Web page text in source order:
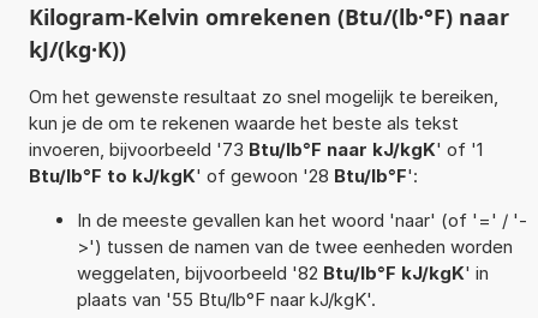
Kilogram-Kelvin omrekenen (Btu/(lb·°F) naar
kJ/(kg·K))
Om het gewenste resultaat zo snel mogelijk te bereiken,
kun je de om te rekenen waarde het beste als tekst
invoeren, bijvoorbeeld '73 Btu/lb°F naar kJ/kgK' of '1
Btu/lb°F to kJ/kgK' of gewoon '28 Btu/lb°F':
In de meeste gevallen kan het woord 'naar' (of '=' / '-
>') tussen de namen van de twee eenheden worden
weggelaten, bijvoorbeeld '82 Btu/lb°F kJ/kgK' in
plaats van '55 Btu/lb°F naar kJ/kgK'.